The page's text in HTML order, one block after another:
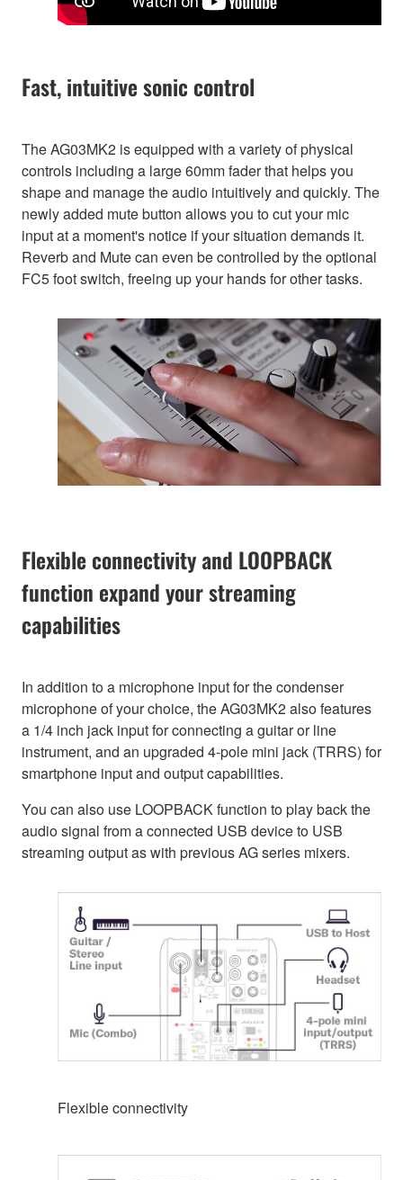
Fast, intuitive sonic control
The AG03MK2 is equipped with a variety of physical
controls including a large 60mm fader that helps you
shape and manage the audio intuitively and quickly. The
newly added mute button allows you to cut your mic
input at a moment's notice if your situation demands it.
Reverb and Mute can even be controlled by the optional
FC5 foot switch, freeing up your hands for other tasks.
Flexible connectivity and LOOPBACK
function expand your streaming
capabilities
In addition to a microphone input for the condenser
microphone of your choice, the AG03MK2 also features
a 1/4 inch jack input for connecting a guitar or line
instrument, and an upgraded 4-pole mini jack (TRRS) for
smartphone input and output capabilities.
You can also use LOOPBACK function to play back the
audio signal from a connected USB device to USB
streaming output as with previous AG series mixers.
Flexible connectivity